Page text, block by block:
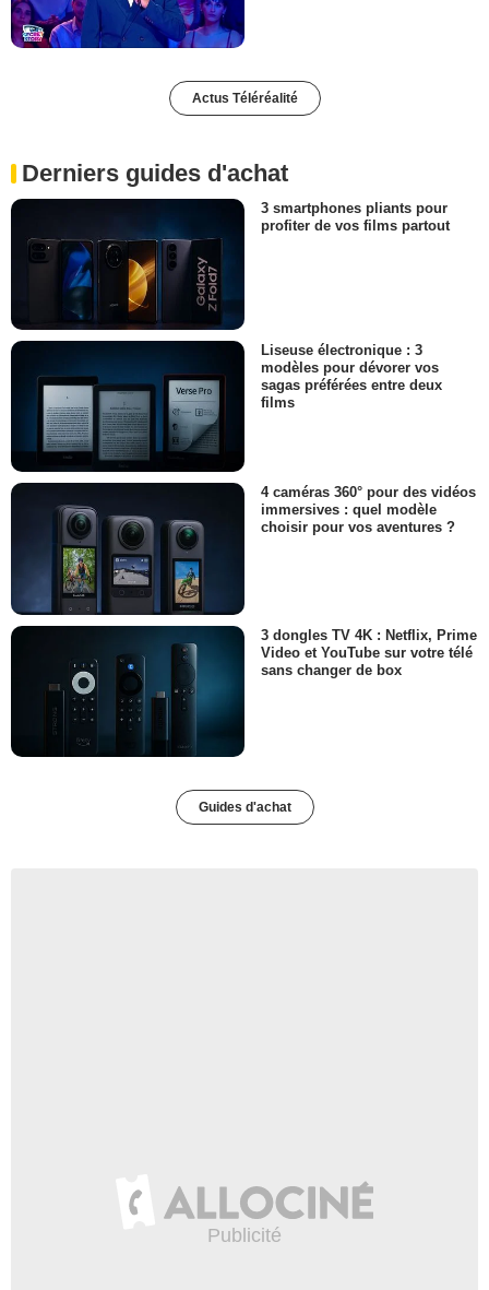
Actus Téléréalité
Derniers guides d'achat
3 smartphones pliants pour
profiter de vos films partout
Liseuse électronique : 3
modèles pour dévorer vos
sagas préférées entre deux
films
4 caméras 360° pour des vidéos
immersives : quel modèle
choisir pour vos aventures ?
3 dongles TV 4K : Netflix, Prime
Video et YouTube sur votre télé
sans changer de box
Guides d'achat